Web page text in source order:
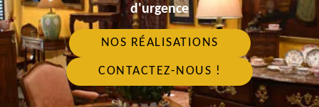
d'urgence
NOS RÉALISATIONS
CONTACTEZ-NOUS !